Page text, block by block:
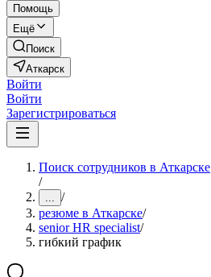
Помощь
Ещё
Поиск
Аткарск
Войти
Войти
Зарегистрироваться
Поиск сотрудников в Аткарске
/
... /
резюме в Аткарске/
senior HR specialist/
гибкий график